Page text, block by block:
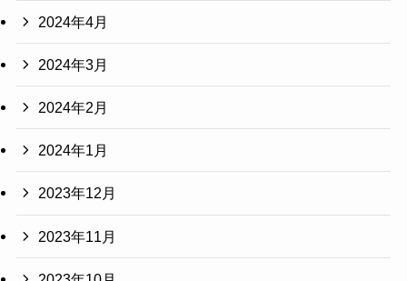
2024年4月
2024年3月
2024年2月
2024年1月
2023年12月
2023年11月